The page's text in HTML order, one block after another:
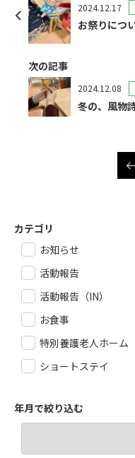
2024.12.17
お祭りにつ
次の記事
2024.12.08
冬の、風物
カテゴリ
お知らせ
活動報告
活動報告（IN）
お食事
特別養護老人ホーム
ショートステイ
年月で絞り込む